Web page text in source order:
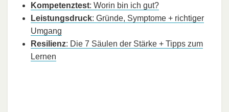
Kompetenztest: Worin bin ich gut?
Leistungsdruck: Gründe, Symptome + richtiger
Umgang
Resilienz: Die 7 Säulen der Stärke + Tipps zum
Lernen